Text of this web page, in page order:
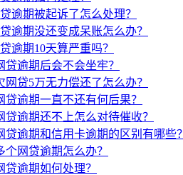
逾期被起诉了怎么处理？
逾期没还变成呆账怎么办？
逾期10天算严重吗？
逾期后会不会坐牢？
贷5万无力偿还了怎么办？
逾期一直不还有何后果？
逾期还不上怎么对待催收？
逾期和信用卡逾期的区别有哪些？
网贷逾期怎么办？
逾期如何处理？